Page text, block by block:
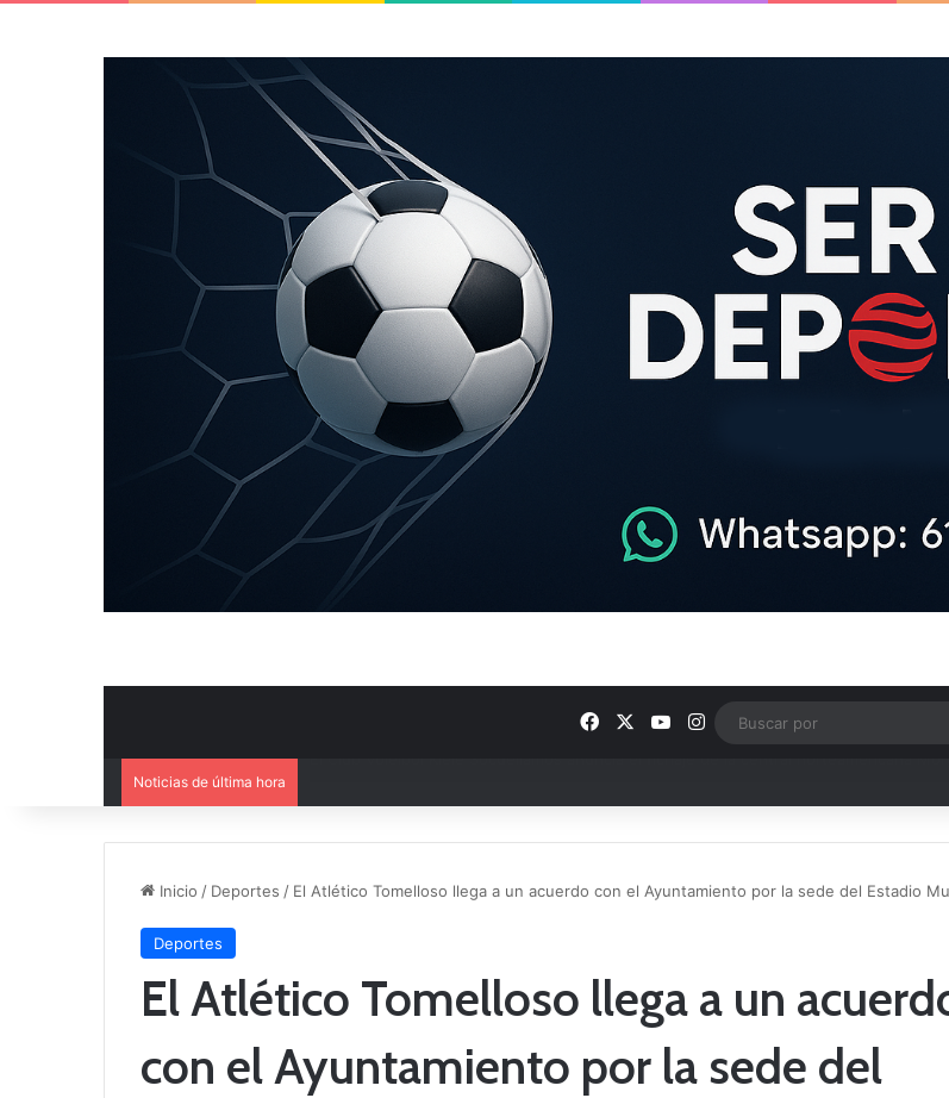
FacebookYouTube
Instagram
Noticias de última hora
Inicio / Deportes / El Atlético Tomelloso llega a un acuerdo con el Ayuntamiento por la sede del Estadio
Deportes
El Atlético Tomelloso llega a un
con el Ayuntamiento por la sede del